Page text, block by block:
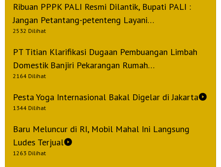
Ribuan PPPK PALI Resmi Dilantik, Bupati PALI :
Jangan Petantang-petenteng Layani…
2532 Dilihat
PT Titian Klarifikasi Dugaan Pembuangan Limbah
Domestik Banjiri Pekarangan Rumah…
2164 Dilihat
Pesta Yoga Internasional Bakal Digelar di Jakarta
1344 Dilihat
Baru Meluncur di RI, Mobil Mahal Ini Langsung
Ludes Terjual
1263 Dilihat